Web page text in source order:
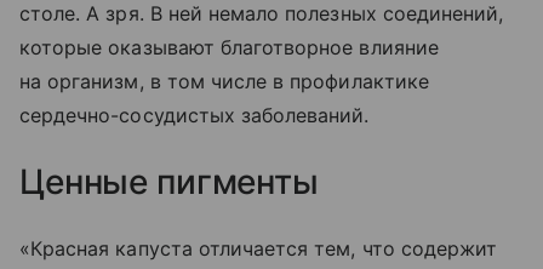
столе. А зря. В ней немало полезных соединений,
которые оказывают благотворное влияние
на организм, в том числе в профилактике
сердечно-сосудистых заболеваний.
Ценные пигменты
«Красная капуста отличается тем, что содержит